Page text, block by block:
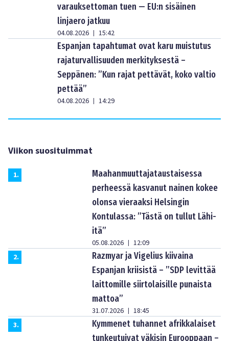
varauksettoman tuen — EU:n sisäinen
linjaero jatkuu
04.08.2026 | 15:42
Espanjan tapahtumat ovat karu muistutus
rajaturvallisuuden merkityksestä –
Seppänen: ”Kun rajat pettävät, koko valtio
pettää”
04.08.2026 | 14:29
Viikon suosituimmat
1.
Maahanmuuttajataustaisessa
perheessä kasvanut nainen kokee
olonsa vieraaksi Helsingin
Kontulassa: ”Tästä on tullut Lähi-
itä”
05.08.2026 | 12:09
2.
Razmyar ja Vigelius kiivaina
Espanjan kriisistä – ”SDP levittää
laittomille siirtolaisille punaista
mattoa”
31.07.2026 | 18:45
3.
Kymmenet tuhannet afrikkalaiset
tunkeutuivat väkisin Eurooppaan –